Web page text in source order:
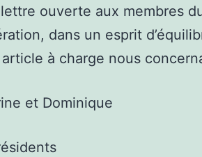
ouverte aux membres
dans un esprit
article à charge nous
et Dominique